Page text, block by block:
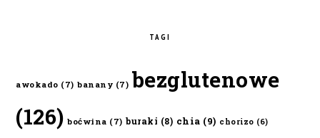
TAGI
awokado (7) banany (7) bezglutenowe
(126) boćwina (7) buraki (8) chia (9) chorizo (6)